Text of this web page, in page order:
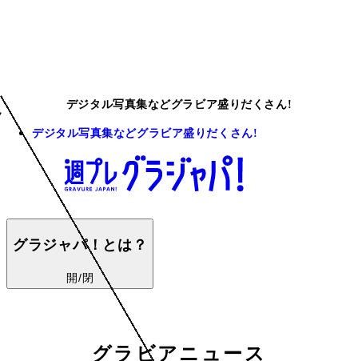
デジタル写真集などグラビア盛りだくさん!
デジタル写真集などグラビア盛りだくさん!
グラジャパ！とは？
開/閉
グラビアニュース